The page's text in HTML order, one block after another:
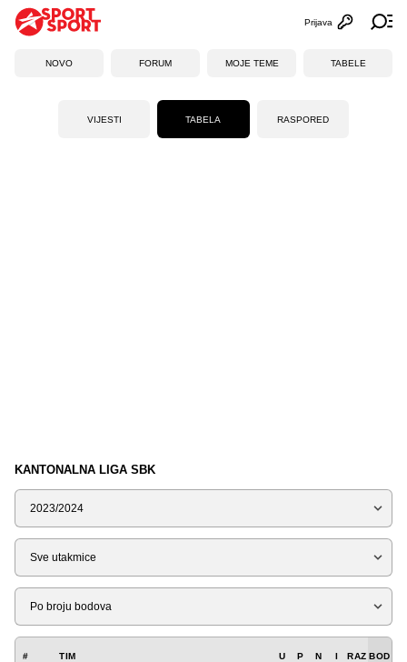
Otvori
Prijava
NOVO FORUM MOJE TEME TABELE
VIJESTI TABELA RASPORED
KANTONALNA LIGA SBK
Sezona
Tip
Liga
# TIM U P N I RAZ BOD